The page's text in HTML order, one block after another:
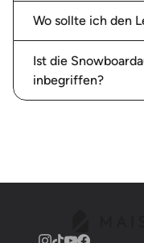
Wo sollte ich den
Ist die
inbegriffen?